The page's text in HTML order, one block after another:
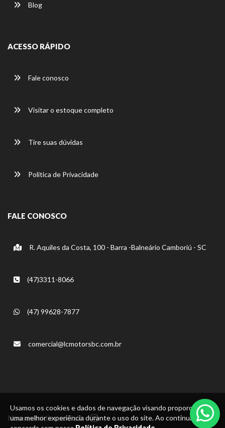
Usamos os cookies e dados de navegação visando proporcionar
uma melhor experiência durante o uso do site. Ao continuar, você
Blog
ACESSO RÁPIDO
Fale conosco
Visitar o estoque completo
Tire suas dúvidas
Política de Privacidade
FALE CONOSCO
R. Aquiles da Costa, 100 - Barra -Balneário Camboriú - SC
(47)3311-8066
(47) 99628-7877
comercial@lcmotorsbc.com.br
Nossas mídias sociais: